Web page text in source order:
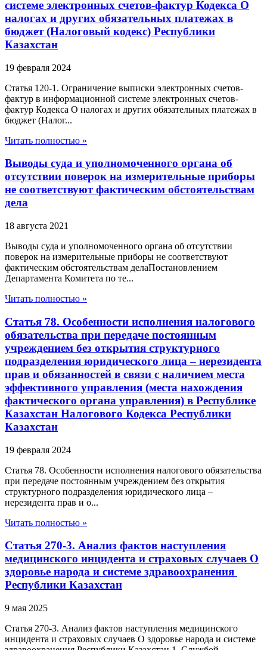
системе электронных счетов-фактур Кодекса О
налогах и других обязательных платежах в
бюджет (Налоговый кодекс) Республики
Казахстан
19 февраля 2024
Статья 120-1. Ограничение выписки электронных счетов-
фактур в информационной системе электронных счетов-
фактур Кодекса О налогах и других обязательных платежах в
бюджет (Налог...
Читать полностью »
Выводы суда и уполномоченного органа об
отсутствии поверок на измерительные приборы
не соответствуют фактическим обстоятельствам
дела
18 августа 2021
Выводы суда и уполномоченного органа об отсутствии
поверок на измерительные приборы не соответствуют
фактическим обстоятельствам делаПостановлением
Департамента Комитета по те...
Читать полностью »
Статья 78. Особенности исполнения налогового
обязательства при передаче постоянным
учреждением без открытия структурного
подразделения юридического лица – нерезидента
прав и обязанностей в связи с наличием места
эффективного управления (места нахождения
фактического органа управления) в Республике
Казахстан Налогового Кодекса Республики
Казахстан
19 февраля 2024
Статья 78. Особенности исполнения налогового обязательства
при передаче постоянным учреждением без открытия
структурного подразделения юридического лица –
нерезидента прав и о...
Читать полностью »
Статья 270-3. Анализ фактов наступления
медицинского инцидента и страховых случаев О
здоровье народа и системе здравоохранения
Республики Казахстан
9 мая 2025
Статья 270-3. Анализ фактов наступления медицинского
инцидента и страховых случаев О здоровье народа и системе